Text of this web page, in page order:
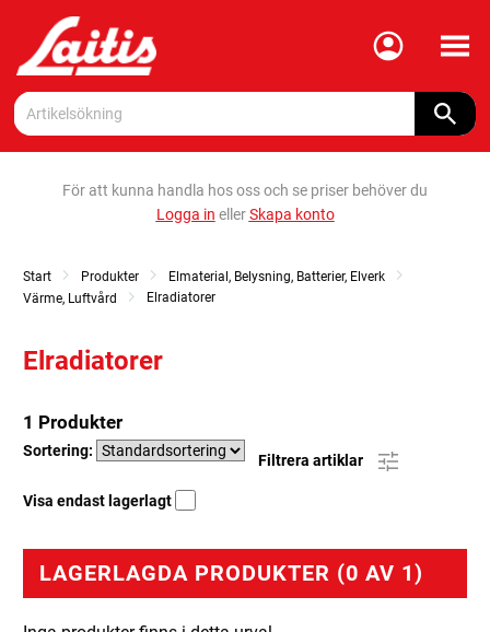
Meny
För att kunna handla hos oss och se priser behöver du
Logga in ellerSkapa konto
Start Produkter
Elmaterial, Belysning, Batterier, Elverk
Värme, Luftvård
Elradiatorer
Elradiatorer
1 Produkter
Sortering:
Filtrera artiklar
Visa endast lagerlagt
LAGERLAGDA PRODUKTER (0 AV 1)